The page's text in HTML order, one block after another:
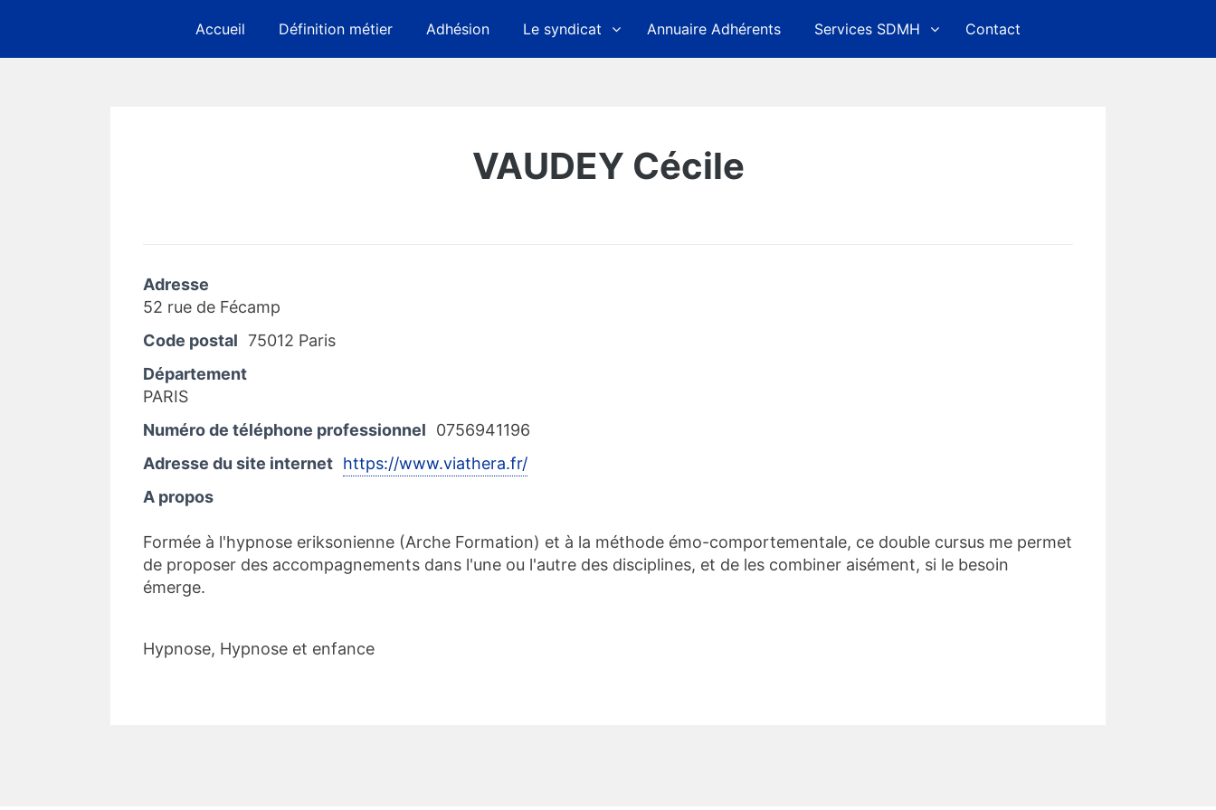
content
Accueil Définition métier Adhésion Le syndicat Annuaire Adhérents Services SDMH Contact
VAUDEY Cécile
Adresse
52 rue de Fécamp
Code postal 75012 Paris
Département
PARIS
Numéro de téléphone professionnel
0756941196
Adresse du site internet https://www.viathera.fr/
A propos
Formée à l'hypnose eriksonienne (Arche Formation) et à la méthode émo-comportementale, ce double cursus me permet
de proposer des accompagnements dans l'une ou l'autre des disciplines, et de les combiner aisément, si le besoin
émerge.
Hypnose, Hypnose et enfance